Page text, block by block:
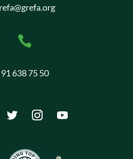

91 638 75 50